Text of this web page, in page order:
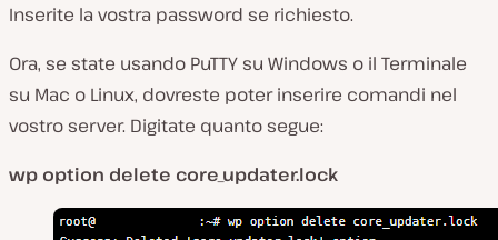
Inserite la vostra password se richiesto.
Ora, se state usando PuTTY su Windows o il Terminale
su Mac o Linux, dovreste poter inserire comandi nel
vostro server. Digitate quanto segue:
wp option delete core_updater.lock